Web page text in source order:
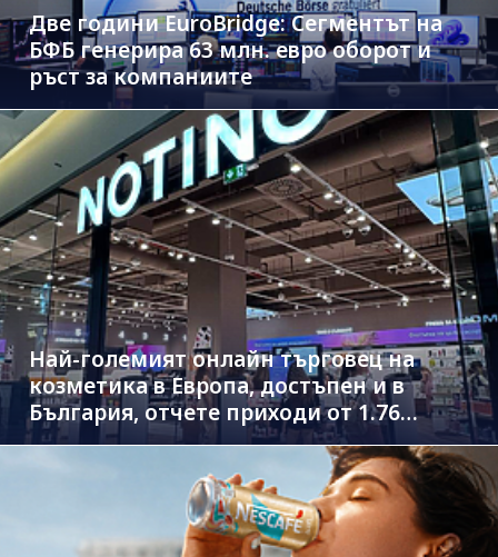
Две години EuroBridge: Сегментът на
БФБ генерира 63 млн. евро оборот и
ръст за компаниите
Най-големият онлайн търговец на
козметика в Европа, достъпен и в
България, отчете приходи от 1.76
млрд. евро